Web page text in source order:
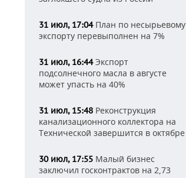
31 июл, 17:04План по несырьевому
экспорту перевыполнен на 7%
31 июл, 16:44Экспорт
подсолнечного масла в августе
может упасть на 40%
31 июл, 15:48 Реконструкция
канализационного коллектора на
Технической завершится в октябре
30 июл, 17:55 Малый бизнес
заключил госконтрактов на 2,73